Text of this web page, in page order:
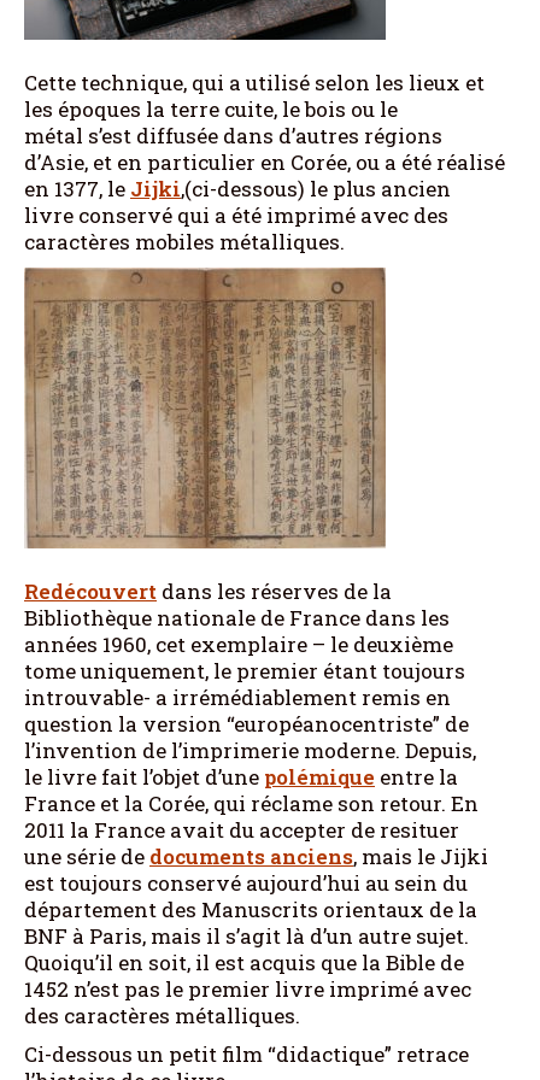
Cette technique, qui a utilisé selon les lieux et
les époques la terre cuite, le bois ou le
métal s’est diffusée dans d’autres régions
d’Asie, et en particulier en Corée, ou a été réalisé
en 1377, le Jijki,(ci-dessous) le plus ancien
livre conservé qui a été imprimé avec des
caractères mobiles métalliques.
Redécouvert dans les réserves de la
Bibliothèque nationale de France dans les
années 1960, cet exemplaire – le deuxième
tome uniquement, le premier étant toujours
introuvable- a irrémédiablement remis en
question la version “européanocentriste” de
l’invention de l’imprimerie moderne. Depuis,
le livre fait l’objet d’une polémique entre la
France et la Corée, qui réclame son retour. En
2011 la France avait du accepter de resituer
une série de documents anciens, mais le Jijki
est toujours conservé aujourd’hui au sein du
département des Manuscrits orientaux de la
BNF à Paris, mais il s’agit là d’un autre sujet.
Quoiqu’il en soit, il est acquis que la Bible de
1452 n’est pas le premier livre imprimé avec
des caractères métalliques.
Ci-dessous un petit film “didactique” retrace